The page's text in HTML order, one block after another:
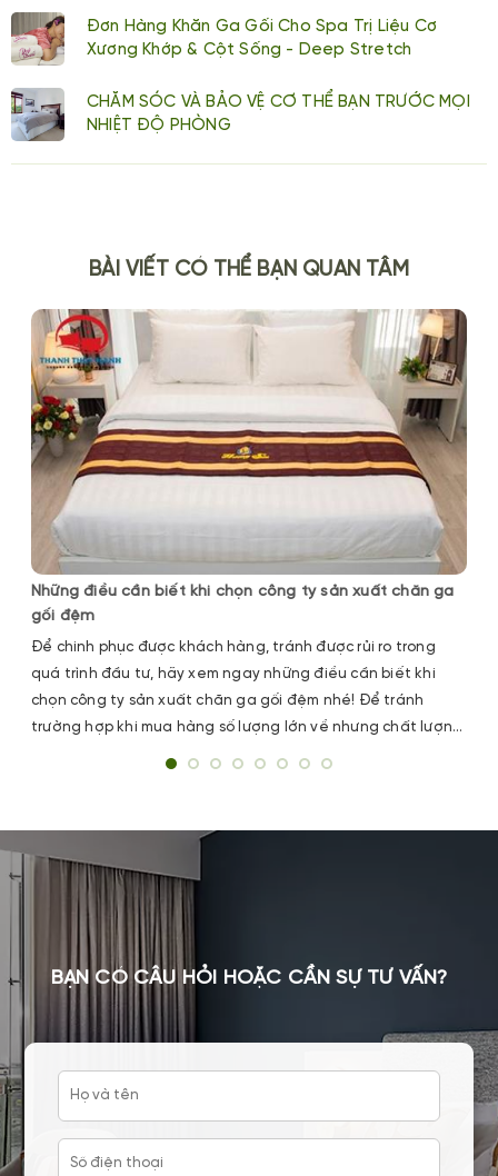
Đơn Hàng Khăn Ga Gối Cho Spa Trị Liệu Cơ
Xương Khớp & Cột Sống - Deep Stretch
CHĂM SÓC VÀ BẢO VỆ CƠ THỂ BẠN TRƯỚC MỌI
NHIỆT ĐỘ PHÒNG
BÀI VIẾT CÓ THỂ BẠN QUAN TÂM
Những điều cần biết khi chọn công ty sản xuất chăn ga
gối đệm
Để chinh phục được khách hàng, tránh được rủi ro trong
quá trình đầu tư, hãy xem ngay những điều cần biết khi
chọn công ty sản xuất chăn ga gối đệm nhé! Để tránh
trường hợp khi mua hàng số lượng lớn về nhưng chất lượng
BẠN CÓ CÂU HỎI HOẶC CẦN SỰ TƯ VẤN?